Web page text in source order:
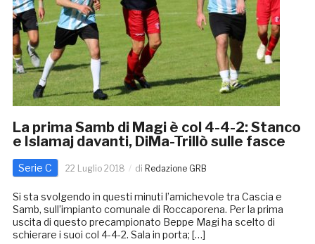
La prima Samb di Magi è col 4-4-2: Stanco
e Islamaj davanti, DiMa-Trillò sulle fasce
Serie C 22 Luglio 2018 di Redazione GRB
Si sta svolgendo in questi minuti l’amichevole tra Cascia e
Samb, sull’impianto comunale di Roccaporena. Per la prima
uscita di questo precampionato Beppe Magi ha scelto di
schierare i suoi col 4-4-2. Sala in porta; […]